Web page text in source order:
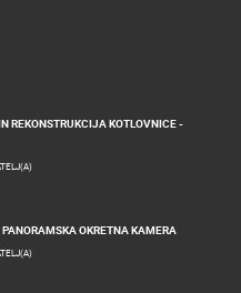
REKONSTRUKCIJA KOTLOVNICE -
OKRETNA KAMERA